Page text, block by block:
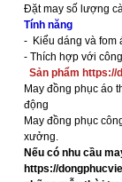
Đặt may số lượng
Tính năng
- Kiểu dáng và fom
- Thích hợp với
Sản phẩm https://
May đồng phục áo
động
May đồng phục
xưởng.
Nếu có nhu cầu
https://